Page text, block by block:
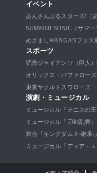
イベント
あんさんぶるスターズ!（
SUMMER SONIC（サマー
めざましWANGANフェス
スポーツ
読売ジャイアンツ（巨人）
オリックス・バファローズ
東京ヤクルトスワローズ
演劇・ミュージカル
ミュージカル『テニスの王
ミュージカル『刀剣乱舞
舞台『キングダムⅡ-継承-』
ミュージカル『ディア・